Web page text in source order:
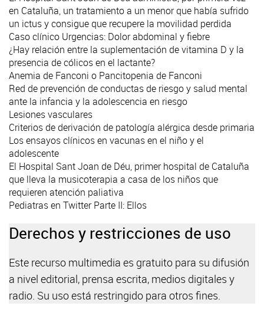
en Cataluña, un tratamiento a un menor que había sufrido
un ictus y consigue que recupere la movilidad perdida
Caso clínico Urgencias: Dolor abdominal y fiebre
¿Hay relación entre la suplementación de vitamina D y la
presencia de cólicos en el lactante?
Anemia de Fanconi o Pancitopenia de Fanconi
Red de prevención de conductas de riesgo y salud mental
ante la infancia y la adolescencia en riesgo
Lesiones vasculares
Criterios de derivación de patología alérgica desde primaria
Los ensayos clínicos en vacunas en el niño y el
adolescente
El Hospital Sant Joan de Déu, primer hospital de Cataluña
que lleva la musicoterapia a casa de los niños que
requieren atención paliativa
Pediatras en Twitter Parte II: Ellos
Derechos y restricciones de uso
Este recurso multimedia es gratuito para su difusión
a nivel editorial, prensa escrita, medios digitales y
radio. Su uso está restringido para otros fines.